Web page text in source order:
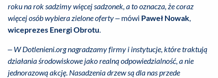
roku na rok sadzimy więcej sadzonek, a to oznacza, że coraz
więcej osób wybiera zielone oferty – mówi Paweł Nowak,
wiceprezes Energi Obrotu.
– W Dotlenieni.org nagradzamy firmy i instytucje, które traktują
działania środowiskowe jako realną odpowiedzialność, a nie
jednorazową akcję. Nasadzenia drzew są dla nas przede